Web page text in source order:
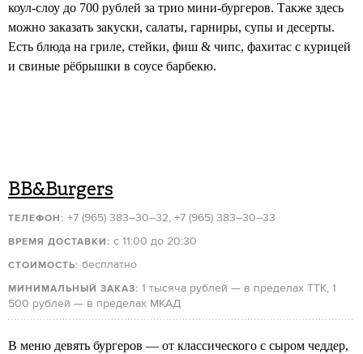
коул-слоу до 700 рублей за трио мини-бургеров. Также здесь
можно заказать закуски, салаты, гарниры, супы и десерты.
Есть блюда на гриле, стейки, фиш & чипс, фахитас с курицей
и свиные рёбрышки в соусе барбекю.
BB&Burgers
ТЕЛЕФОН: +7 (965) 383–30–32, +7 (965) 383–30–33
ВРЕМЯ ДОСТАВКИ: с 11:00 до 20:30
СТОИМОСТЬ: бесплатно
МИНИМАЛЬНЫЙ ЗАКАЗ: 1 тысяча рублей — в пределах ТТК, 1
500 рублей — в пределах МКАД
В меню девять бургеров — от классического с сыром чеддер,